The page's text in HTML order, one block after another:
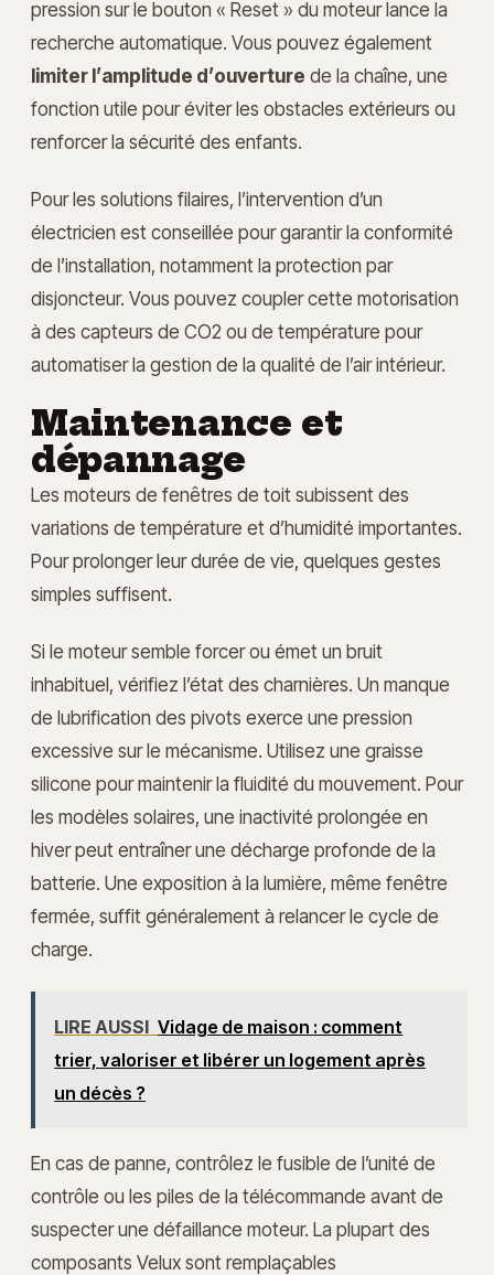
pression sur le bouton « Reset » du moteur lance la
recherche automatique. Vous pouvez également
limiter l’amplitude d’ouverture de la chaîne, une
fonction utile pour éviter les obstacles extérieurs ou
renforcer la sécurité des enfants.
Pour les solutions filaires, l’intervention d’un
électricien est conseillée pour garantir la conformité
de l’installation, notamment la protection par
disjoncteur. Vous pouvez coupler cette motorisation
à des capteurs de CO2 ou de température pour
automatiser la gestion de la qualité de l’air intérieur.
Maintenance et
dépannage
Les moteurs de fenêtres de toit subissent des
variations de température et d’humidité importantes.
Pour prolonger leur durée de vie, quelques gestes
simples suffisent.
Si le moteur semble forcer ou émet un bruit
inhabituel, vérifiez l’état des charnières. Un manque
de lubrification des pivots exerce une pression
excessive sur le mécanisme. Utilisez une graisse
silicone pour maintenir la fluidité du mouvement. Pour
les modèles solaires, une inactivité prolongée en
hiver peut entraîner une décharge profonde de la
batterie. Une exposition à la lumière, même fenêtre
fermée, suffit généralement à relancer le cycle de
charge.
LIRE AUSSI Vidage de maison : comment
trier, valoriser et libérer un logement après
un décès ?
En cas de panne, contrôlez le fusible de l’unité de
contrôle ou les piles de la télécommande avant de
suspecter une défaillance moteur. La plupart des
composants Velux sont remplaçables